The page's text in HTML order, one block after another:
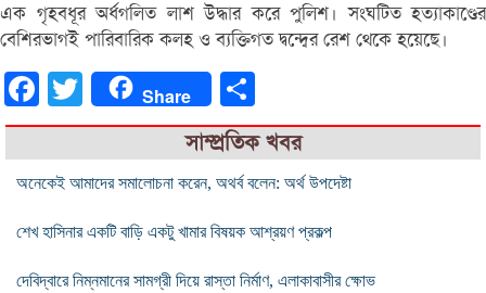
এক গৃহবধূর অর্ধগলিত লাশ উদ্ধার করে পুলিশ। সংঘটিত হত্যাকাণ্ডের
বেশিরভাগই পারিবারিক কলহ ও ব্যক্তিগত দ্বন্দ্বের রেশ থেকে হয়েছে।
FacebookTwitter Share
সাম্প্রতিক খবর
অনেকেই আমাদের সমালোচনা করেন, অথর্ব বলেন: অর্থ উপদেষ্টা
শেখ হাসিনার একটি বাড়ি একটু খামার বিষয়ক আশ্রয়ণ প্রকল্প
দেবিদ্বারে নিম্নমানের সামগ্রী দিয়ে রাস্তা নির্মাণ, এলাকাবাসীর ক্ষোভ